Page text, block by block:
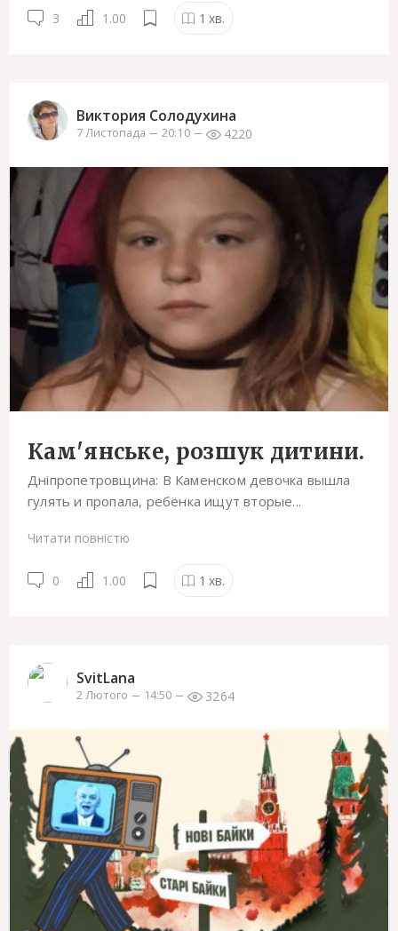
3 1.00 1 хв.
Виктория Солодухина
7 Листопада 20:10 4220
Кам'янське, розшук дитини.
Дніпропетровщина: В Каменском девочка вышла
гулять и пропала, ребёнка ищут вторые...
Читати повністю
0 1.00 1 хв.
SvitLana
2 Лютого 14:50 3264